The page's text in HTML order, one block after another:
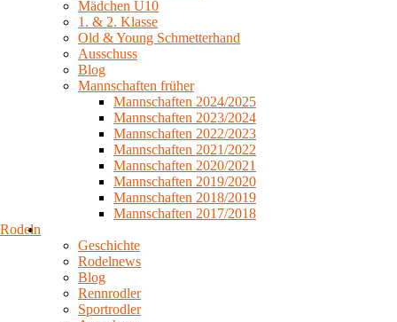
Mädchen U10
1. & 2. Klasse
Old & Young Schmetterhand
Ausschuss
Blog
Mannschaften früher
Mannschaften 2024/2025
Mannschaften 2023/2024
Mannschaften 2022/2023
Mannschaften 2021/2022
Mannschaften 2020/2021
Mannschaften 2019/2020
Mannschaften 2018/2019
Mannschaften 2017/2018
Rodeln
Geschichte
Rodelnews
Blog
Rennrodler
Sportrodler